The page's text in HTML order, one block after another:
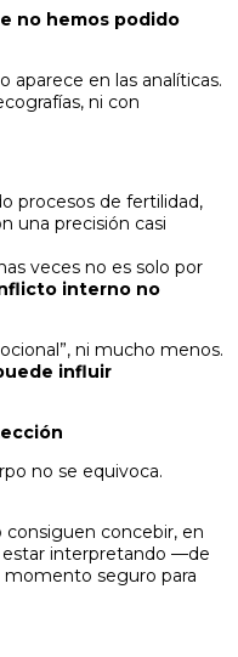
no hemos podido
aparece en las analíticas.
ni con
procesos de fertilidad,
una precisión casi
veces no es solo por
interno no
ni mucho menos.
influir
no se equivoca.
concebir, en
estar interpretando —de
seguro para